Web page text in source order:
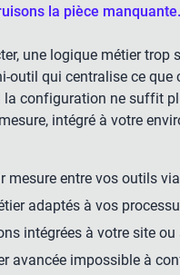
la pièce manquante.
une logique métier
outil qui centralise ce
la configuration ne suffit
intégré à votre
mesure entre vos outils
adaptés à vos
intégrées à votre site
avancée impossible à